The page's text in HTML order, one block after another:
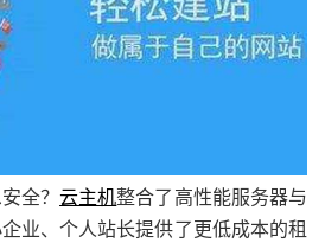
全？云主机整合了高性能服务器与
业、个人站长提供了更低成本的租